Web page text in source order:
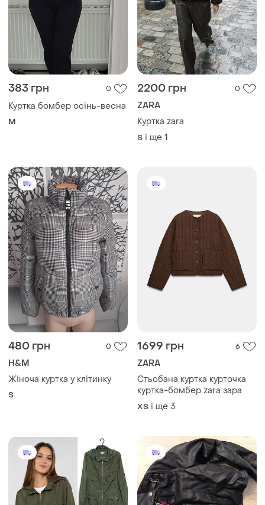
383 грн 0
Куртка бомбер осінь-весна
M
2200 грн 0
ZARA
Куртка zara
S і ще 1
480 грн 0
H&M
Жіноча куртка у клітинку
S
1699 грн 6
ZARA
Стьобана куртка курточка
куртка-бомбер zara зара
ХS і ще 3